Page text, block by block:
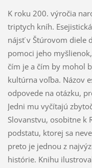
K roku 200. výročia
triptych kníh.
nájsť v Štúrovom diele
pomoci jeho
čím je a čím by mohol
kultúrna voľba. Názov
odpovede na otázku,
Jedni mu vyčítajú
Slovanstvu, osobitne k
podstatu, ktorej sa
preto je jednou z
histórie. Knihu